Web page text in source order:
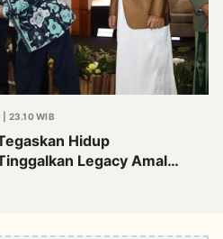
| 23.10 WIB
Hidup
Legacy Amal